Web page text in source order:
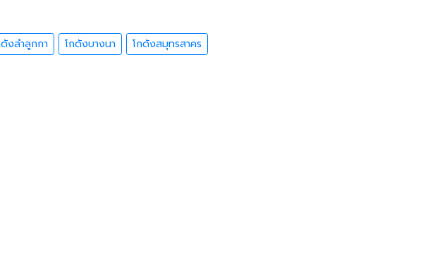
งลำลูกกา โกดังบางนา โกดังสมุทรสาคร